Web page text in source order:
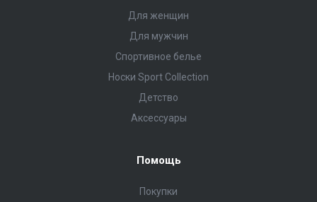
Для женщин
Для мужчин
Спортивное белье
Носки Sport Collection
Детство
Аксессуары
Помощь
Покупки